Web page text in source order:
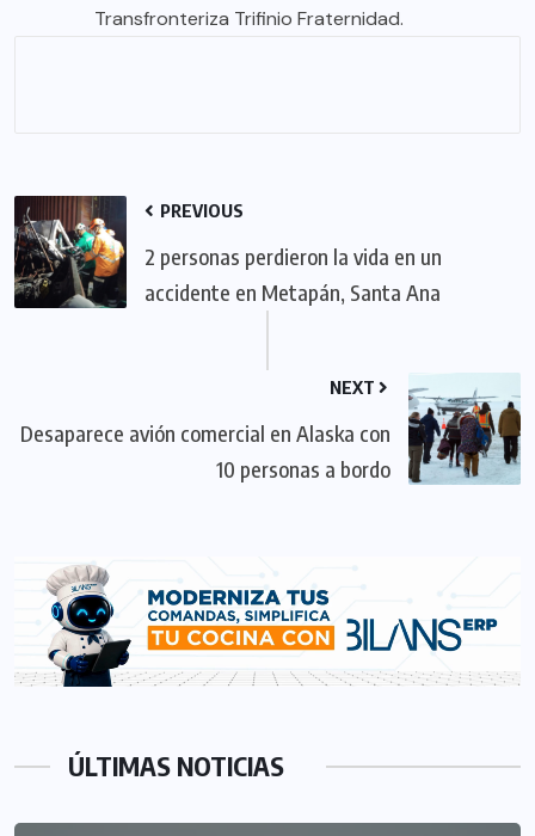
Transfronteriza Trifinio Fraternidad.
PREVIOUS
2 personas perdieron la vida en un
accidente en Metapán, Santa Ana
NEXT
Desaparece avión comercial en Alaska con
10 personas a bordo
ÚLTIMAS NOTICIAS